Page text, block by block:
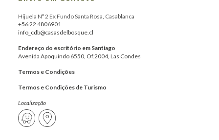
Restaurantes
Eventos
Mais
Hijuela Nº 2 Ex Fundo Santa Rosa, Casablanca
+56 22 4806901
info_cdb@casasdelbosque.cl
Endereço do escritório em Santiago
Avenida Apoquindo 6550, Of.2004, Las Condes
Termos e Condições
Termos e Condições de Turismo
Localização